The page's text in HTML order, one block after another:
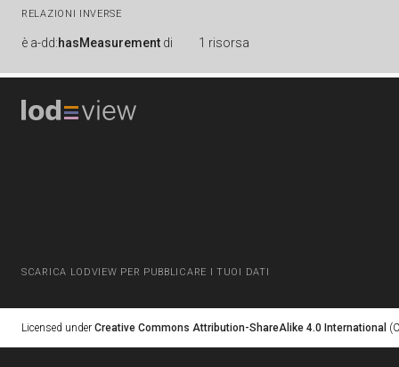
RELAZIONI INVERSE
è a-dd:hasMeasurement di 1 risorsa
SCARICA LODVIEW PER PUBBLICARE I TUOI DATI
Licensed under Creative Commons Attribution-ShareAlike 4.0 International